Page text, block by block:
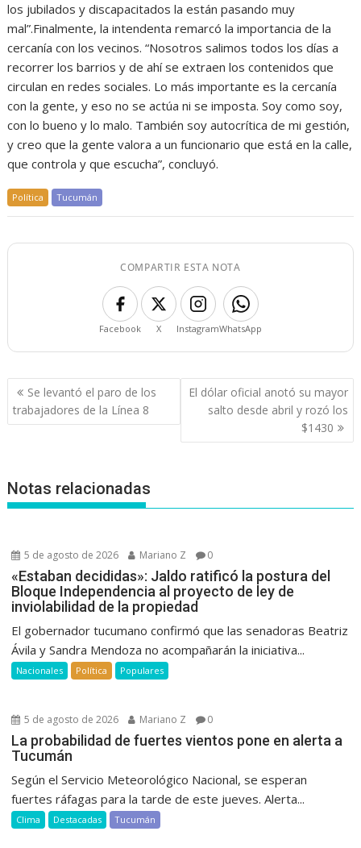
los jubilados y discapacitados la están pasando muy
mal”.Finalmente, la intendenta remarcó la importancia de la
cercanía con los vecinos. “Nosotros salimos todos los días a
recorrer los barrios y de ahí se extraen los contenidos que
circulan en redes sociales. Lo más importante es la cercanía
con la gente, y eso no se actúa ni se imposta. Soy como soy,
con lo bueno y lo malo. También soy autocrítica de mi gestión,
y creo que la gente valora a un funcionario que está en la calle,
que controla y que escucha”, concluyó.
Política Tucumán
COMPARTIR ESTA NOTA
Facebook X InstagramWhatsApp
Navegación
de
entradas
Se levantó el paro de los
trabajadores de la Línea 8
El dólar oficial anotó su mayor
salto desde abril y rozó los
$1430
Notas relacionadas
5 de agosto de 2026 Mariano Z 0
«Estaban decididas»: Jaldo ratificó la postura del
Bloque Independencia al proyecto de ley de
inviolabilidad de la propiedad
El gobernador tucumano confirmó que las senadoras Beatriz
Ávila y Sandra Mendoza no acompañarán la iniciativa...
Nacionales Política Populares
5 de agosto de 2026 Mariano Z 0
La probabilidad de fuertes vientos pone en alerta a
Tucumán
Según el Servicio Meteorológico Nacional, se esperan
fuertes ráfagas para la tarde de este jueves. Alerta...
Clima Destacadas Tucumán